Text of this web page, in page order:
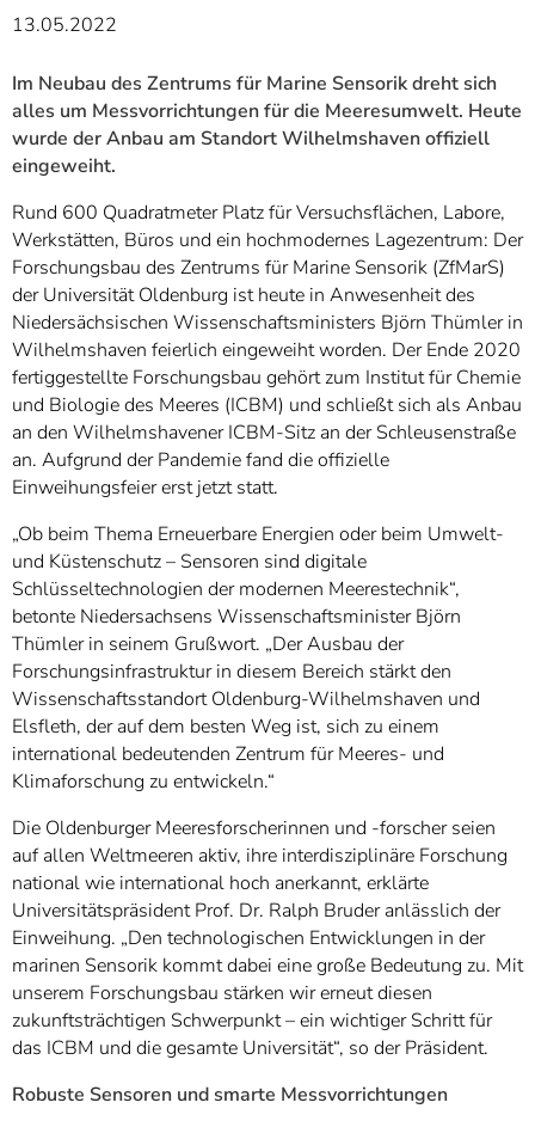
13.05.2022
Im Neubau des Zentrums für Marine Sensorik dreht sich
alles um Messvorrichtungen für die Meeresumwelt. Heute
wurde der Anbau am Standort Wilhelmshaven offiziell
eingeweiht.
Rund 600 Quadratmeter Platz für Versuchsflächen, Labore,
Werkstätten, Büros und ein hochmodernes Lagezentrum: Der
Forschungsbau des Zentrums für Marine Sensorik (ZfMarS)
der Universität Oldenburg ist heute in Anwesenheit des
Niedersächsischen Wissenschaftsministers Björn Thümler in
Wilhelmshaven feierlich eingeweiht worden. Der Ende 2020
fertiggestellte Forschungsbau gehört zum Institut für Chemie
und Biologie des Meeres (ICBM) und schließt sich als Anbau
an den Wilhelmshavener ICBM-Sitz an der Schleusenstraße
an. Aufgrund der Pandemie fand die offizielle
Einweihungsfeier erst jetzt statt.
„Ob beim Thema Erneuerbare Energien oder beim Umwelt-
und Küstenschutz – Sensoren sind digitale
Schlüsseltechnologien der modernen Meerestechnik“,
betonte Niedersachsens Wissenschaftsminister Björn
Thümler in seinem Grußwort. „Der Ausbau der
Forschungsinfrastruktur in diesem Bereich stärkt den
Wissenschaftsstandort Oldenburg-Wilhelmshaven und
Elsfleth, der auf dem besten Weg ist, sich zu einem
international bedeutenden Zentrum für Meeres- und
Klimaforschung zu entwickeln.“
Die Oldenburger Meeresforscherinnen und -forscher seien
auf allen Weltmeeren aktiv, ihre interdisziplinäre Forschung
national wie international hoch anerkannt, erklärte
Universitätspräsident Prof. Dr. Ralph Bruder anlässlich der
Einweihung. „Den technologischen Entwicklungen in der
marinen Sensorik kommt dabei eine große Bedeutung zu. Mit
unserem Forschungsbau stärken wir erneut diesen
zukunftsträchtigen Schwerpunkt – ein wichtiger Schritt für
das ICBM und die gesamte Universität“, so der Präsident.
Robuste Sensoren und smarte Messvorrichtungen